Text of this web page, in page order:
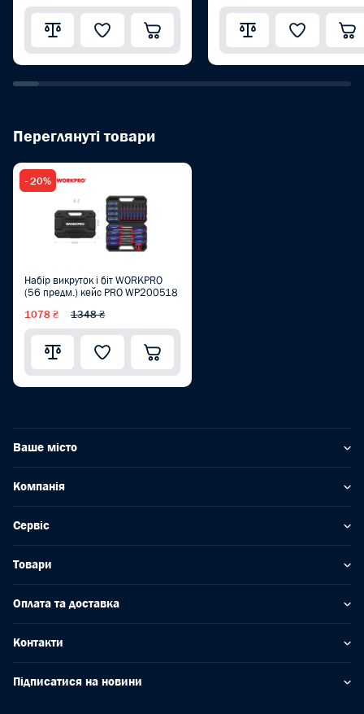
Переглянуті товари
- 20%
Набір викруток і біт WORKPRO
(56 предм.) кейс PRO WP200518
1078 ₴ 1348 ₴
Ваше місто
Компанія
Сервіс
Товари
Оплата та доставка
Контакти
Підписатися на новини